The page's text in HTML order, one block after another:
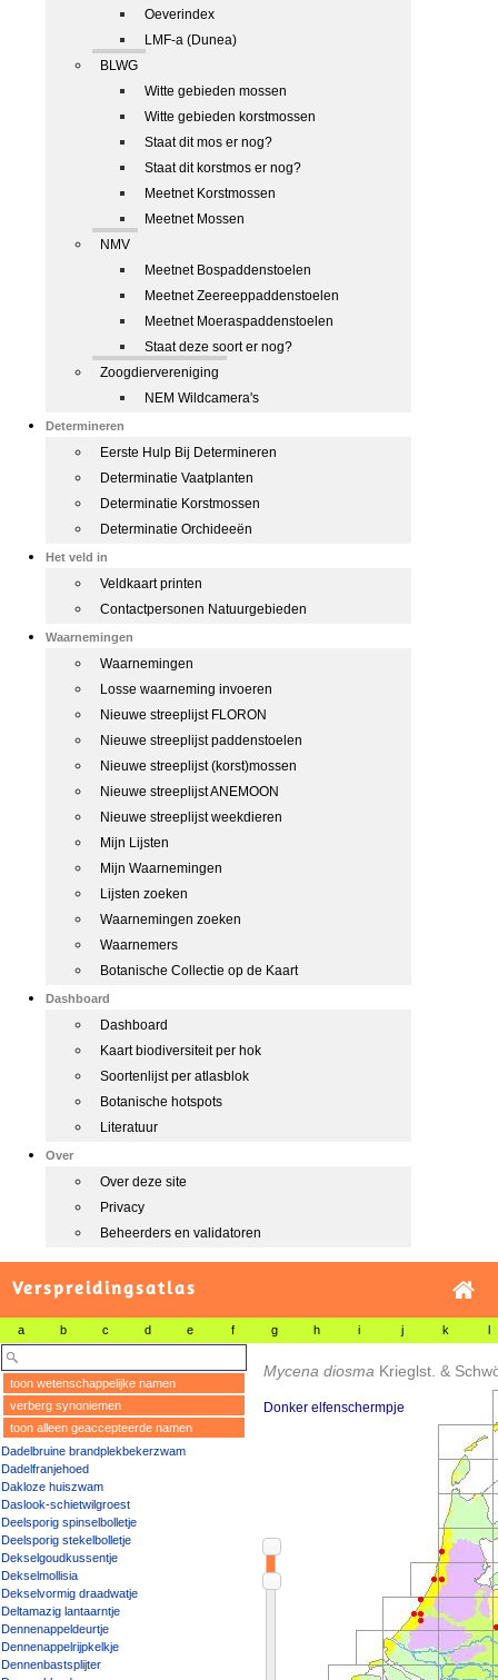
Oeverindex
LMF-a (Dunea)
BLWG
Witte gebieden mossen
Witte gebieden korstmossen
Staat dit mos er nog?
Staat dit korstmos er nog?
Meetnet Korstmossen
Meetnet Mossen
NMV
Meetnet Bospaddenstoelen
Meetnet Zeereeppaddenstoelen
Meetnet Moeraspaddenstoelen
Staat deze soort er nog?
Zoogdiervereniging
NEM Wildcamera's
Determineren
Eerste Hulp Bij Determineren
Determinatie Vaatplanten
Determinatie Korstmossen
Determinatie Orchideeën
Het veld in
Veldkaart printen
Contactpersonen Natuurgebieden
Waarnemingen
Waarnemingen
Losse waarneming invoeren
Nieuwe streeplijst FLORON
Nieuwe streeplijst paddenstoelen
Nieuwe streeplijst (korst)mossen
Nieuwe streeplijst ANEMOON
Nieuwe streeplijst weekdieren
Mijn Lijsten
Mijn Waarnemingen
Lijsten zoeken
Waarnemingen zoeken
Waarnemers
Botanische Collectie op de Kaart
Dashboard
Dashboard
Kaart biodiversiteit per hok
Soortenlijst per atlasblok
Botanische hotspots
Literatuur
Over
Over deze site
Privacy
Beheerders en validatoren
Verspreidingsatlas
a b c d e f g h i j k l
toon wetenschappelijke namen
verberg synoniemen
toon alleen geaccepteerde namen
Dadelbruine brandplekbekerzwam
Dadelfranjehoed
Dakloze huiszwam
Daslook-schietwilgroest
Deelsporig spinselbolletje
Deelsporig stekelbolletje
Dekselgoudkussentje
Dekselmollisia
Dekselvormig draadwatje
Deltamazig lantaarntje
Dennenappeldeurtje
Dennenappelrijpkelkje
Dennenbastsplijter
Mycena diosma Krieglst. &
Donker elfenschermpje